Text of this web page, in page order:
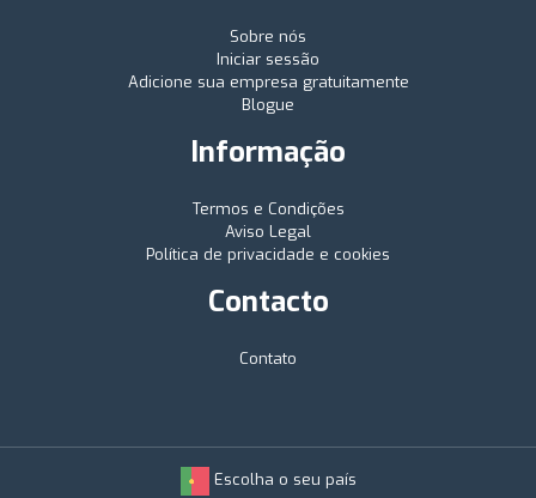
Sobre nós
Iniciar sessão
Adicione sua empresa gratuitamente
Blogue
Informação
Termos e Condições
Aviso Legal
Política de privacidade e cookies
Contacto
Contato
Escolha o seu país